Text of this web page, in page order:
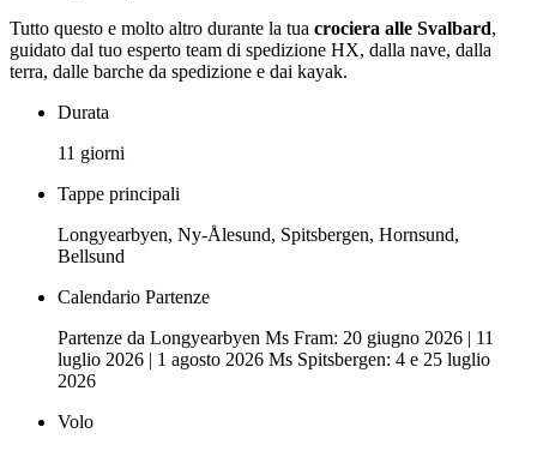
Tutto questo e molto altro durante la tua crociera alle Svalbard,
guidato dal tuo esperto team di spedizione HX, dalla nave, dalla
terra, dalle barche da spedizione e dai kayak.
Durata
11 giorni
Tappe principali
Longyearbyen, Ny-Ålesund, Spitsbergen, Hornsund,
Bellsund
Calendario Partenze
Partenze da Longyearbyen Ms Fram: 20 giugno 2026 | 11
luglio 2026 | 1 agosto 2026 Ms Spitsbergen: 4 e 25 luglio
2026
Volo